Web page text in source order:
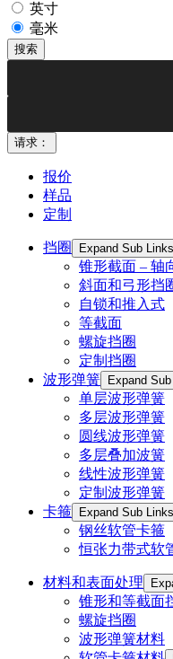
英寸
毫米
搜索
请求：
报价
样品
定制
挡圈 Expand Sub Links
锥形截面 – 轴
斜面和弓形挡
自锁和推入式
等截面
螺旋挡圈
定制挡圈
波形弹簧
Expand
单层波形弹簧
多层波形弹簧
圆线波形弹簧
多层叠加波簧
线性波形弹簧
定制波形弹簧
卡箍
Expand Sub Links
钢丝软管卡箍
恒张力带式软
材料和表面处理
锥形和等截面
螺旋挡圈
波形弹簧材料